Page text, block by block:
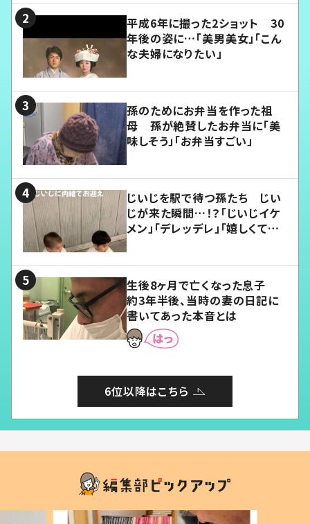
平成6年に撮った2ショット 30
年後の姿に…「美男美女」「こん
な夫婦になりたい」
孫のためにお弁当を作った祖
母 孫が絶賛したお弁当に「美
味しそう」「お弁当すごい」
じいじを駅で待つ孫たち じい
じが来た瞬間…！？「じいじイケ
メン」「デレッデレ」「嬉しくて可
生後8ヶ月で亡くなった息子
約3年半後、当時の妻の日記に
書いてあった本音とは
6位以降はこちら